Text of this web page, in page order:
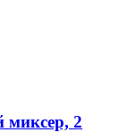
миксер, 2